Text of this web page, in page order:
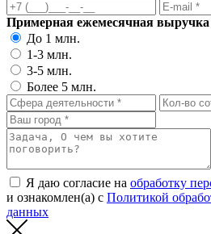
Примерная ежемесячная
До 1 млн.
1-3 млн.
3-5 млн.
Более 5 млн.
Я даю согласие на обработку
и ознакомлен(а) с Политикой
данных